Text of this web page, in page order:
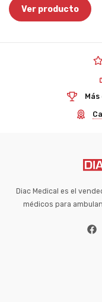
Ver producto
Diac Medical es el
médicos para